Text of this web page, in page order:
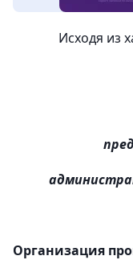
Исходя из
Организация